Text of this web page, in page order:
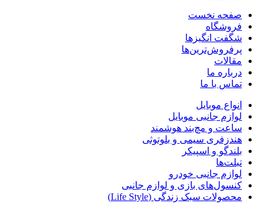
صفحه نخست
فروشگاه
شگفت انگیزها
پرفروش‌ترین‌ها
مقالات
درباره ما
تماس با ما
انواع موبایل
لوازم جانبی موبایل
ساعت و مچ‌بند هوشمند
هندزفری سیمی و بلوتوثی
بلندگو و اسپیکر
تبلت‌ها
لوازم جانبی خودرو
کنسول‌های بازی و لوازم جانبی
محصولات سبک زندگی (Life Style)